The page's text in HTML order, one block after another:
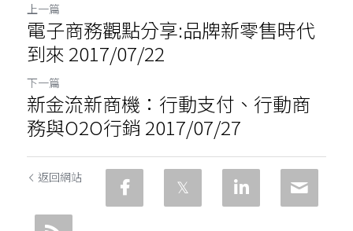
上一篇
電子商務觀點分享:品牌新零售時代
到來 2017/07/22
下一篇
新金流新商機：行動支付、行動商
務與O2O行銷 2017/07/27
返回網站